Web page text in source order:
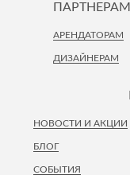
НОВОСТИ И АКЦИИ
БЛОГ
СОБЫТИЯ
ПАРТНЕРАМ
АРЕНДАТОРАМ
ДИЗАЙНЕРАМ